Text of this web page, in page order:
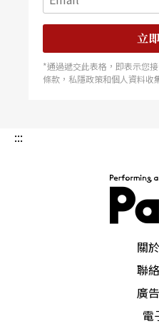
立
*通過遞交此表格，即表示您
條款，私隱政策和個人資料收
:::
關
聯
廣
電